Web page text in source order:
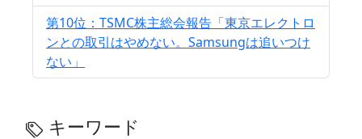
第10位：TSMC株主総会報告「東京エレクトロ
ンとの取引はやめない。Samsungは追いつけ
ない」
キーワード